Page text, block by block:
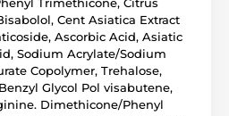
Cent Asiatica Extract
Ascorbic Acid, Asiatic
Sodium Acrylate/Sodium
Copolymer, Trehalose,
Glycol Pol visabutene,
Dimethicone/Phenyl